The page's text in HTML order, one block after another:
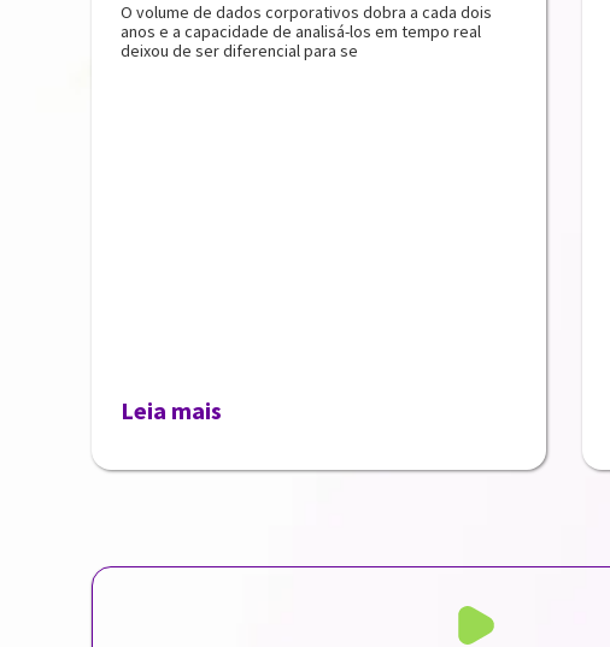
O volume de dados corporativos dobra a cada dois
anos e a capacidade de analisá-los em tempo real
deixou de ser diferencial para se
Leia mais